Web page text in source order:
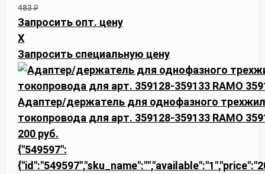
483₽
Запросить опт. цену
X
Запросить специальную цену
Адаптер/держатель для однофазного
токопровода для арт. 359128-359133 RAMO
200 руб.
{"549597":